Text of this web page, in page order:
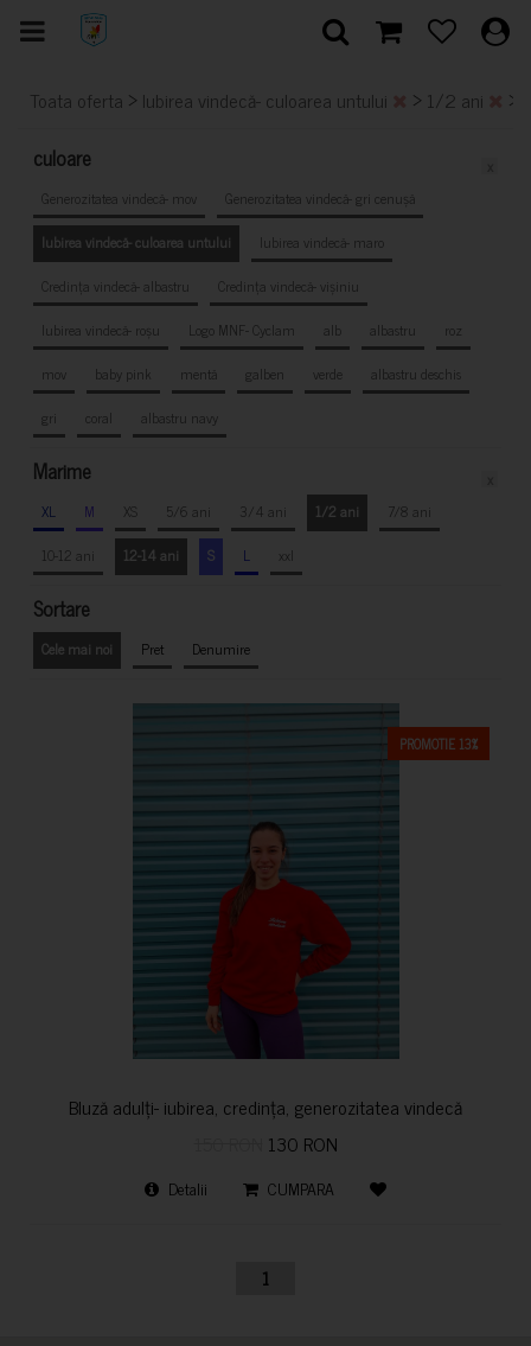
Toata oferta > Iubirea vindecă- culoarea untului > 1/2 ani >
culoare
Generozitatea vindecă- mov
Generozitatea vindecă- gri cenușă
Iubirea vindecă- culoarea untului
Iubirea vindecă- maro
Credința vindecă- albastru
Credința vindecă- vișiniu
Iubirea vindecă- roșu
Logo MNF- Cyclam alb albastru
roz
mov
baby pink mentă galben verde
albastru deschis
gri
coral albastru navy
Marime
XL M XS 5/6 ani 3/4 ani 1/2 ani
7/8 ani
10-12 ani
12-14 ani S L xxl
Sortare
Cele mai noi Pret Denumire
PROMOTIE 13%
Bluză adulți- iubirea, credința, generozitatea vindecă
130 RON
Detalii CUMPARA
1